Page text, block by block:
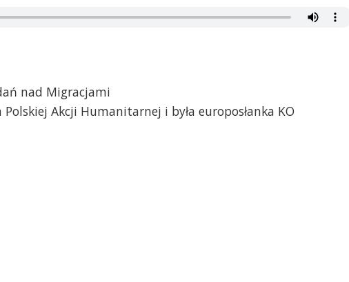
nad Migracjami
Polskiej Akcji Humanitarnej i była europosłanka KO